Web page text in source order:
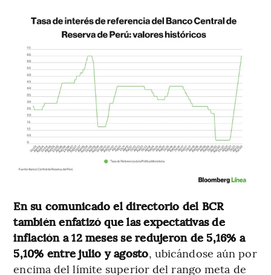
En su comunicado el directorio del BCR
también enfatizó que las expectativas de
inflación a 12 meses se redujeron de 5,16% a
5,10% entre julio y agosto, ubicándose aún por
encima del límite superior del rango meta de